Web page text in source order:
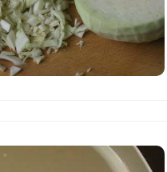
2115.6 мг
2280.1 мг
26 мг